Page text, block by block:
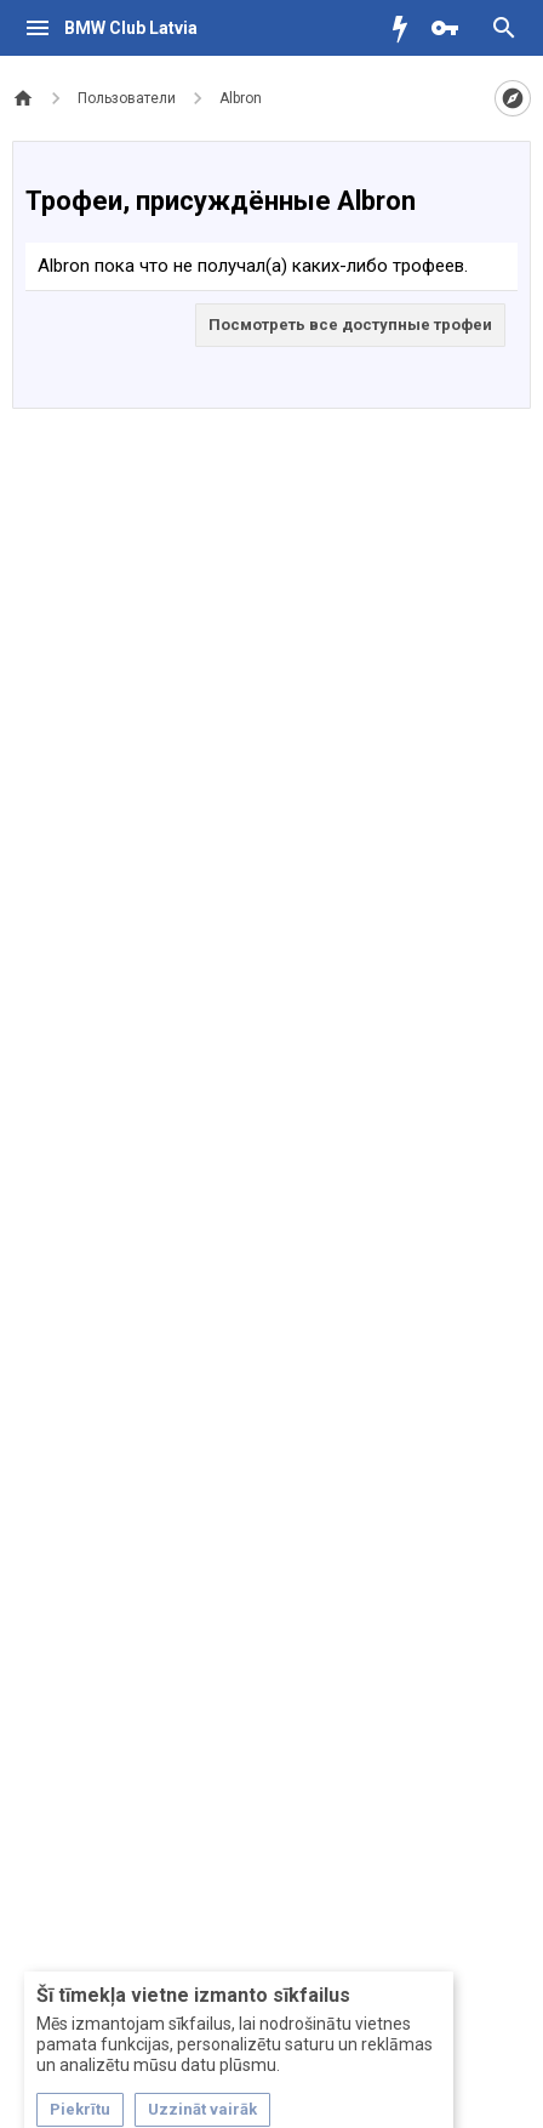
BMW Club Latvia
Пользователи Albron
Šī tīmekļa vietne izmanto sīkfailus
Mēs izmantojam sīkfailus, lai nodrošinātu vietnes
pamata funkcijas, personalizētu saturu un reklāmas
un analizētu mūsu datu plūsmu.
Piekrītu Uzzināt vairāk
Трофеи, присуждённые Albron
Albron пока что не получал(а) каких-либо трофеев.
Посмотреть все доступные трофеи